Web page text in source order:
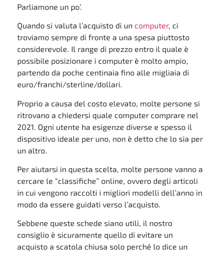
Parliamone un po’.
Quando si valuta l’acquisto di un computer, ci
troviamo sempre di fronte a una spesa piuttosto
considerevole. Il range di prezzo entro il quale è
possibile posizionare i computer è molto ampio,
partendo da poche centinaia fino alle migliaia di
euro/franchi/sterline/dollari.
Proprio a causa del costo elevato, molte persone si
ritrovano a chiedersi quale computer comprare nel
2021. Ogni utente ha esigenze diverse e spesso il
dispositivo ideale per uno, non è detto che lo sia per
un altro.
Per aiutarsi in questa scelta, molte persone vanno a
cercare le “classifiche” online, ovvero degli articoli
in cui vengono raccolti i migliori modelli dell’anno in
modo da essere guidati verso l’acquisto.
Sebbene queste schede siano utili, il nostro
consiglio è sicuramente quello di evitare un
acquisto a scatola chiusa solo perché lo dice un